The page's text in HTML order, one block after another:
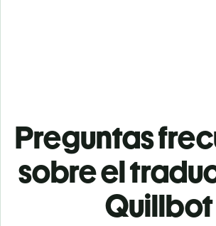
Preguntas
sobre el
Quillbot